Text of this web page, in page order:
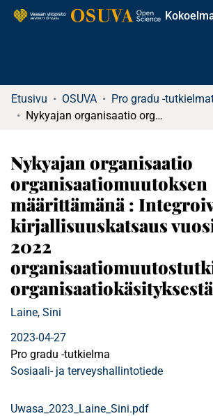
Etusivu OSUVA
Nykyajan organisaatio organisaatiomuutoksen määrittämänä : Integroiva kirjallisuuskatsaus vuosien 2018–2022 organisaatiomuutostutkimuksen organisaatiokäsityksestä
Nykyajan organisaatio
organisaatiomuutoksen
määrittämänä :
kirjallisuuskatsaus
2022
organisaatiokäsityksestä
Laine, Sini
2023-04-27
Pro gradu -tutkielma
Sosiaali- ja terveyshallintotiede
Uwasa_2023_Laine_Sini.pdf